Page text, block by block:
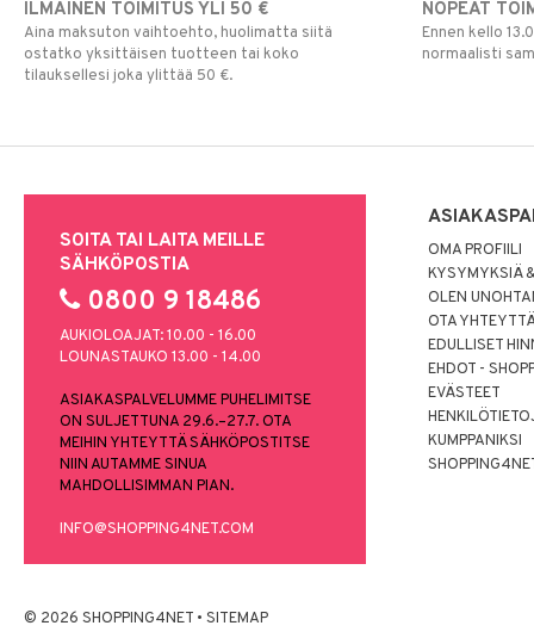
ILMAINEN TOIMITUS YLI 50 €
Aina maksuton vaihtoehto, huolimatta siitä
ostatko yksittäisen tuotteen tai koko
tilauksellesi joka ylittää 50 €.
NOPEAT
Ennen kello
normaalisti
SOITA TAI LAITA MEILLE
SÄHKÖPOSTIA
0800 9 18486
AUKIOLOAJAT: 10.00 - 16.00
LOUNASTAUKO 13.00 - 14.00
ASIAKASPALVELUMME PUHELIMITSE
ON SULJETTUNA 29.6.–27.7. OTA
MEIHIN YHTEYTTÄ SÄHKÖPOSTITSE
NIIN AUTAMME SINUA
MAHDOLLISIMMAN PIAN.
INFO@SHOPPING4NET.COM
OMA PROFIILI
KYSYMYKSIÄ
OLEN
OTA
EDULLISET
EHDOT -
EVÄSTEET
KUMPPANIKSI
© 2026 SHOPPING4NET • SITEMAP